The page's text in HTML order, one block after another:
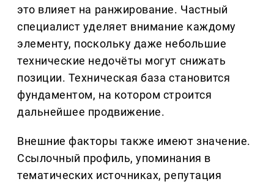
это влияет на ранжирование. Частный
специалист уделяет внимание каждому
элементу, поскольку даже небольшие
технические недочёты могут снижать
позиции. Техническая база становится
фундаментом, на котором строится
дальнейшее продвижение.
Внешние факторы также имеют значение.
Ссылочный профиль, упоминания в
тематических источниках, репутация